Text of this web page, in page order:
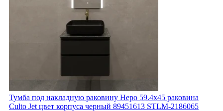
Тумба под накладную раковину Неро 59.4x45 раковина
Culto Jet цвет корпуса черный 89451613 STLM-2186065